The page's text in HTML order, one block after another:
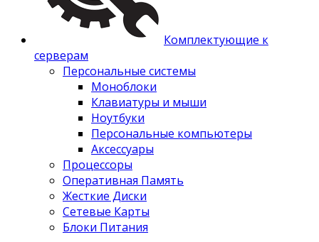
Комплектующие к
серверам
Персональные системы
Моноблоки
Клавиатуры и мыши
Ноутбуки
Персональные компьютеры
Аксессуары
Процессоры
Оперативная Память
Жесткие Диски
Сетевые Карты
Блоки Питания